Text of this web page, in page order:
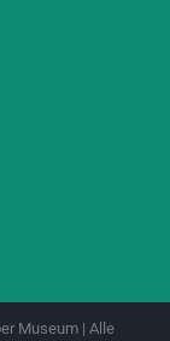
Museum | Alle